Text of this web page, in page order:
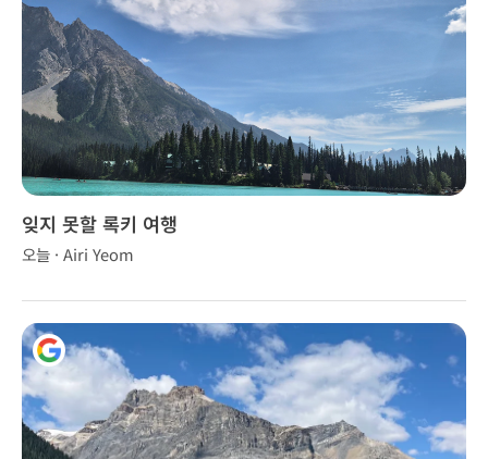
잊지 못할 록키 여행
오늘 · Airi Yeom